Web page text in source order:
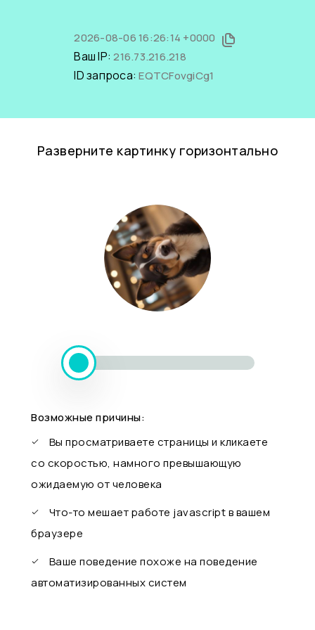
2026-08-06 16:26:14 +0000
Ваш IP:216.73.216.218
ID запроса:EQTCFovgiCg1
Разверните картинку горизонтально
Возможные причины:
Вы просматриваете страницы и кликаете
со скоростью, намного превышающую
ожидаемую от человека
Что-то мешает работе javascript в вашем
браузере
Ваше поведение похоже на поведение
автоматизированных систем